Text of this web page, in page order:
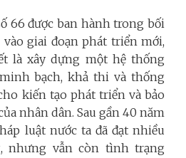
66 được ban hành trong bối
vào giai đoạn phát triển mới,
là xây dựng một hệ thống
bạch, khả thi và thống
kiến tạo phát triển và bảo
nhân dân. Sau gần 40 năm
luật nước ta đã đạt nhiều
nhưng vẫn còn tình trạng